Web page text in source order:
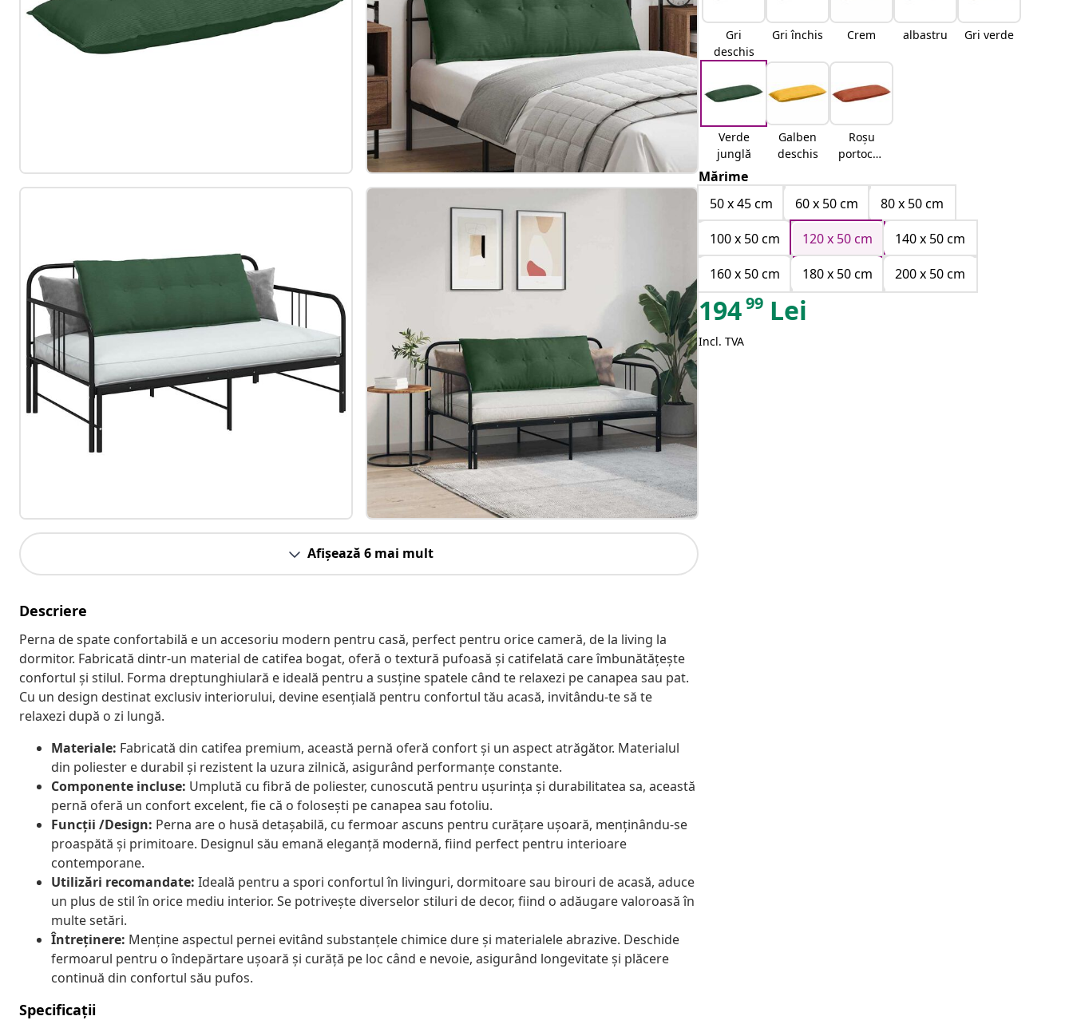
Afișează 6 mai mult
Descriere
Perna de spate confortabilă e un accesoriu modern pentru casă, perfect pentru orice cameră, de la living la
dormitor. Fabricată dintr-un material de catifea bogat, oferă o textură pufoasă și catifelată care îmbunătățește
confortul și stilul. Forma dreptunghiulară e ideală pentru a susține spatele când te relaxezi pe canapea sau pat.
Cu un design destinat exclusiv interiorului, devine esențială pentru confortul tău acasă, invitându-te să te
relaxezi după o zi lungă.
Materiale: Fabricată din catifea premium, această pernă oferă confort și un aspect atrăgător. Materialul
din poliester e durabil și rezistent la uzura zilnică, asigurând performanțe constante.
Componente incluse: Umplută cu fibră de poliester, cunoscută pentru ușurința și durabilitatea sa, această
pernă oferă un confort excelent, fie că o folosești pe canapea sau fotoliu.
Funcții /Design: Perna are o husă detașabilă, cu fermoar ascuns pentru curățare ușoară, menținându-se
proaspătă și primitoare. Designul său emană eleganță modernă, fiind perfect pentru interioare
contemporane.
Utilizări recomandate: Ideală pentru a spori confortul în livinguri, dormitoare sau birouri de acasă, aduce
un plus de stil în orice mediu interior. Se potrivește diverselor stiluri de decor, fiind o adăugare valoroasă în
multe setări.
Întreținere: Menține aspectul pernei evitând substanțele chimice dure și materialele abrazive. Deschide
fermoarul pentru o îndepărtare ușoară și curăță pe loc când e nevoie, asigurând longevitate și plăcere
continuă din confortul său pufos.
Specificații
Gri
deschis
Gri închis Crem albastru Gri verde
Verde
junglă
Galben
deschis
Roșu
portocali
Mărime
50 x 45 cm
60 x 50 cm
80 x 50 cm
100 x 50 cm
120 x 50 cm
140 x 50 cm
160 x 50 cm
180 x 50 cm 200 x 50 cm
19499 Lei
Incl. TVA